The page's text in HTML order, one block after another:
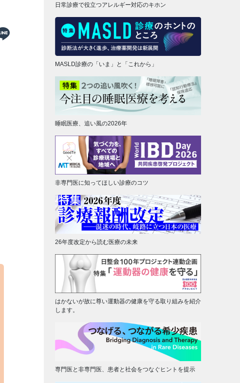
日常診療で役立つアレルギー対応のキホン
MASLD診療の「いま」と「これから」
睡眠医療、追い風の2026年
非専門医に知ってほしい診療のコツ
26年度改定から読む医療の未来
はかないが故に尊い運動器の健康を守る取り組みを紹介
します。
専門医と非専門医、患者と社会をつなぐヒントを提示